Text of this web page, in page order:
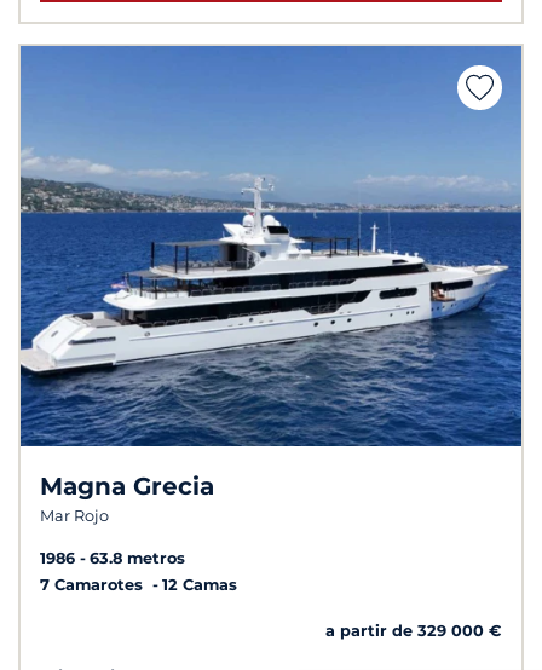
Magna Grecia
Mar Rojo
1986
63.8 metros
7 Camarotes
12 Camas
a partir de 329 000 €